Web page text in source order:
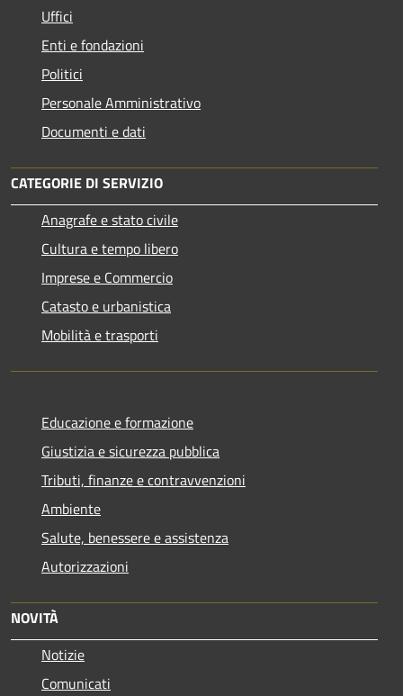
Uffici
Enti e fondazioni
Politici
Personale Amministrativo
Documenti e dati
CATEGORIE DI SERVIZIO
Anagrafe e stato civile
Cultura e tempo libero
Imprese e Commercio
Catasto e urbanistica
Mobilità e trasporti
Educazione e formazione
Giustizia e sicurezza pubblica
Tributi, finanze e contravvenzioni
Ambiente
Salute, benessere e assistenza
Autorizzazioni
NOVITÀ
Notizie
Comunicati